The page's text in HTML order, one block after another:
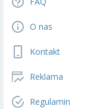
O nas
Kontakt
Reklama
Regulamin